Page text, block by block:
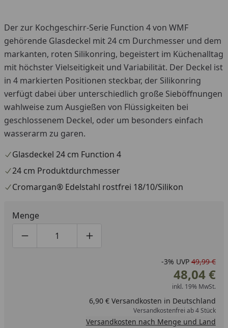
Der zur Kochgeschirr-Serie Function 4 von WMF
gehörende Glasdeckel mit 24 cm Durchmesser und dem
markanten, roten Silikonring, begeistert im Küchenalltag
mit höchster Vielseitigkeit und Variabilität. Der Deckel ist
in 4 markierten Positionen steckbar, der Silikonring
verfügt dabei über unterschiedlich große Sieböffnungen
wahlweise zum Ausgießen von Flüssigkeiten bei
geschlossenem Deckel, oder um besonders einfach
wasserarm zu garen.
Glasdeckel 24 cm Function 4
24 cm Produktdurchmesser
Cromargan® Edelstahl rostfrei 18/10/Silikon
Menge
Produktmenge um eins verringern
Produktmenge manuell eingeben
Produktmenge um eins erhöhen
-3% UVP 49,99 €
48,04 €
inkl. 19% MwSt.
6,90 € Versandkosten in Deutschland
Versandkostenfrei ab 4 Stück
Versandkosten nach Menge und Land